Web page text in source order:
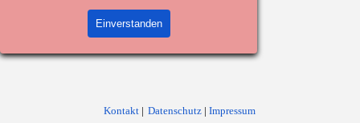
Einverstanden
Kontakt | Datenschutz | Impressum